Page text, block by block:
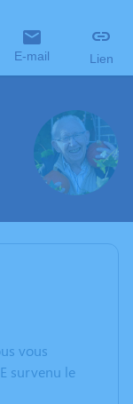
E-mail Lien
vous
survenu le